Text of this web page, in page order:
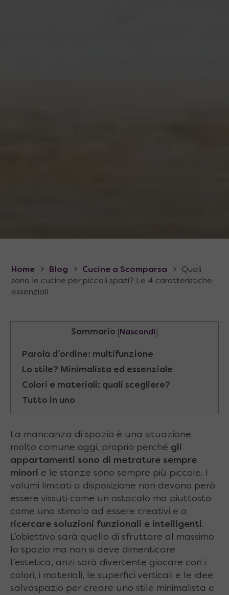
Home Blog Cucine a Scomparsa
Quali
sono le cucine per piccoli spazi? Le 4 caratteristiche
essenziali
Sommario Nascondi
Parola d’ordine: multifunzione
Lo stile? Minimalista ed essenziale
Colori e materiali: quali scegliere?
Tutto in uno
La mancanza di spazio è una situazione
molto comune oggi, proprio perché gli
appartamenti sono di metrature sempre
minori e le stanze sono sempre più piccole. I
volumi limitati a disposizione non devono però
essere vissuti come un ostacolo ma piuttosto
come uno stimolo ad essere creativi e a
ricercare soluzioni funzionali e intelligenti.
L’obiettivo sarà quello di sfruttare al massimo
lo spazio ma non si deve dimenticare
l’estetica, anzi sarà divertente giocare con i
colori, i materiali, le superfici verticali e le idee
salvaspazio per creare uno stile minimalista e